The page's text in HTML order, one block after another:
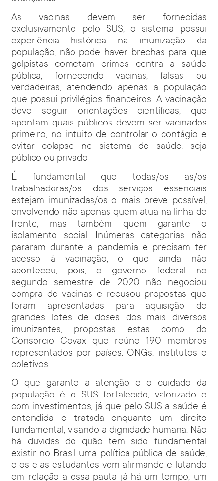
As vacinas devem ser fornecidas
exclusivamente pelo SUS, o sistema possui
experiência histórica na imunização da
população, não pode haver brechas para que
golpistas cometam crimes contra a saúde
pública, fornecendo vacinas, falsas ou
verdadeiras, atendendo apenas a população
que possui privilégios financeiros. A vacinação
deve seguir orientações científicas, que
apontam quais públicos devem ser vacinados
primeiro, no intuito de controlar o contágio e
evitar colapso no sistema de saúde, seja
público ou privado
É fundamental que todas/os as/os
trabalhadoras/os dos serviços essenciais
estejam imunizadas/os o mais breve possível,
envolvendo não apenas quem atua na linha de
frente, mas também quem garante o
isolamento social. Inúmeras categorias não
pararam durante a pandemia e precisam ter
acesso à vacinação, o que ainda não
aconteceu, pois, o governo federal no
segundo semestre de 2020 não negociou
compra de vacinas e recusou propostas que
foram apresentadas para aquisição de
grandes lotes de doses dos mais diversos
imunizantes, propostas estas como do
Consórcio Covax que reúne 190 membros
representados por países, ONGs, institutos e
coletivos.
O que garante a atenção e o cuidado da
população é o SUS fortalecido, valorizado e
com investimentos, já que pelo SUS a saúde é
entendida e tratada enquanto um direito
fundamental, visando a dignidade humana. Não
há dúvidas do quão tem sido fundamental
existir no Brasil uma política pública de saúde,
e os e as estudantes vem afirmando e lutando
em relação a essa pauta já há um tempo, um